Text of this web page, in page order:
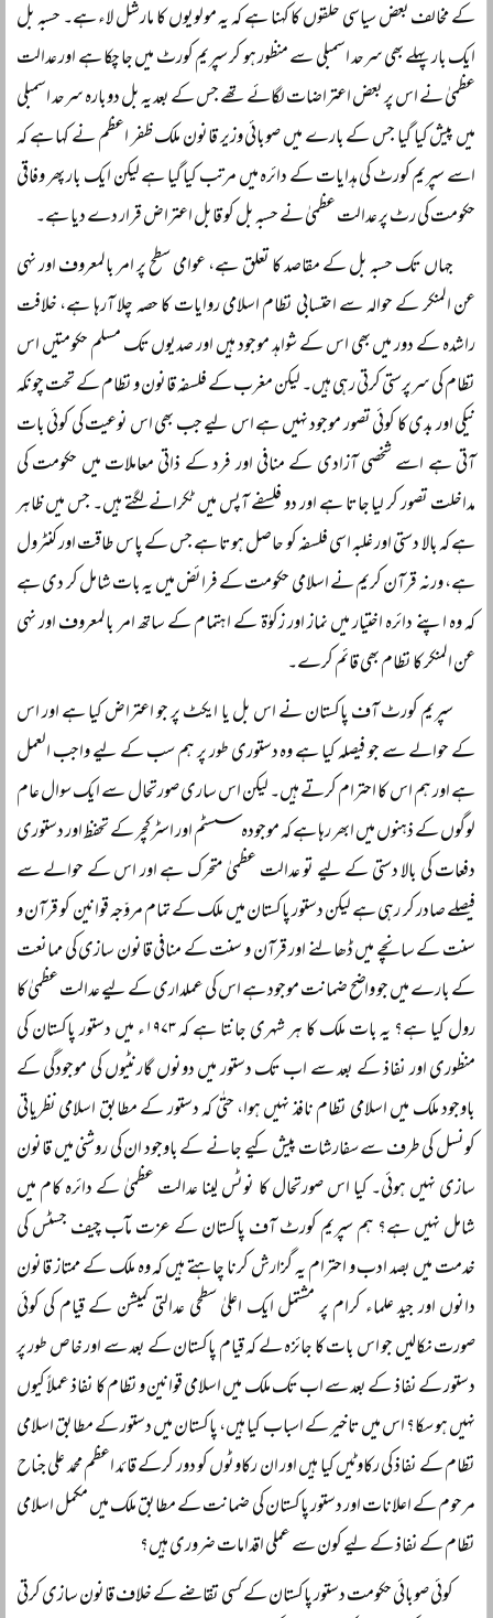
کے مخالف بعض سیاسی حلقوں کا کہنا ہے کہ یہ مولویوں کا مارشل لاء ہے۔ حسبہ بل
ایک بار پہلے بھی سرحد اسمبلی سے منظور ہو کر سپریم کورٹ میں جا چکا ہے اور عدالت
عظمیٰ نے اس پر بعض اعتراضات لگائے تھے جس کے بعد یہ بل دوبارہ سرحد اسمبلی
میں پیش کیا گیا جس کے بارے میں صوبائی وزیر قانون ملک ظفر اعظم نے کہا ہے کہ
اسے سپریم کورٹ کی ہدایات کے دائرہ میں مرتب کیا گیا ہے لیکن ایک بار پھر وفاقی
حکومت کی رٹ پر عدالت عظمیٰ نے حسبہ بل کو قابل اعتراض قرار دے دیا ہے۔
جہاں تک حسبہ بل کے مقاصد کا تعلق ہے، عوامی سطح پر امر بالمعروف اور نہی
عن المنکر کے حوالہ سے احتسابی نظام اسلامی روایات کا حصہ چلا آرہا ہے، خلافت
راشدہ کے دور میں بھی اس کے شواہد موجود ہیں اور صدیوں تک مسلم حکومتیں اس
نظام کی سرپرستی کرتی رہی ہیں۔ لیکن مغرب کے فلسفہ قانون و نظام کے تحت چونکہ
نیکی اور بدی کا کوئی تصور موجود نہیں ہے اس لیے جب بھی اس نوعیت کی کوئی بات
آتی ہے اسے شخصی آزادی کے منافی اور فرد کے ذاتی معاملات میں حکومت کی
مداخلت تصور کر لیا جاتا ہے اور دو فلسفے آپس میں ٹکرانے لگتے ہیں۔ جس میں ظاہر
ہے کہ بالا دستی اور غلبہ اسی فلسفہ کو حاصل ہوتا ہے جس کے پاس طاقت اور کنٹرول
ہے، ورنہ قرآن کریم نے اسلامی حکومت کے فرائض میں یہ بات شامل کر دی ہے
کہ وہ اپنے دائرہ اختیار میں نماز اور زکوٰۃ کے اہتمام کے ساتھ امر بالمعروف اور نہی
عن المنکر کا نظام بھی قائم کرے۔
سپریم کورٹ آف پاکستان نے اس بل یا ایکٹ پر جو اعتراض کیا ہے اور اس
کے حوالے سے جو فیصلہ کیا ہے وہ دستوری طور پر ہم سب کے لیے واجب العمل
ہے اور ہم اس کا احترام کرتے ہیں۔ لیکن اس ساری صورتحال سے ایک سوال عام
لوگوں کے ذہنوں میں ابھر رہا ہے کہ موجودہ سسٹم اور اسٹرکچر کے تحفظ اور دستوری
دفعات کی بالا دستی کے لیے تو عدالت عظمیٰ متحرک ہے اور اس کے حوالے سے
فیصلے صادر کر رہی ہے لیکن دستور پاکستان میں ملک کے تمام مروّجہ قوانین کو قرآن و
سنت کے سانچے میں ڈھالنے اور قرآن و سنت کے منافی قانون سازی کی ممانعت
کے بارے میں جو واضح ضمانت موجود ہے اس کی عملداری کے لیے عدالت عظمیٰ کا
رول کیا ہے؟ یہ بات ملک کا ہر شہری جانتا ہے کہ ۱۹۷۳ء میں دستور پاکستان کی
منظوری اور نفاذ کے بعد سے اب تک دستور میں دونوں گارنٹیوں کی موجودگی کے
باوجود ملک میں اسلامی نظام نافذ نہیں ہوا، حتٰی کہ دستور کے مطابق اسلامی نظریاتی
کونسل کی طرف سے سفارشات پیش کیے جانے کے باوجود ان کی روشنی میں قانون
سازی نہیں ہوئی۔ کیا اس صورتحال کا نوٹس لینا عدالت عظمیٰ کے دائرہ کام میں
شامل نہیں ہے؟ ہم سپریم کورٹ آف پاکستان کے عزت مآب چیف جسٹس کی
خدمت میں بصد ادب و احترام یہ گزارش کرنا چاہتے ہیں کہ وہ ملک کے ممتاز قانون
دانوں اور جید علماء کرام پر مشتمل ایک اعلیٰ سطحی عدالتی کمیشن کے قیام کی کوئی
صورت نکالیں جو اس بات کا جائزہ لے کہ قیام پاکستان کے بعد سے اور خاص طور پر
دستور کے نفاذ کے بعد سے اب تک ملک میں اسلامی قوانین و نظام کا نفاذ عملاً کیوں
نہیں ہو سکا؟ اس میں تاخیر کے اسباب کیا ہیں، پاکستان میں دستور کے مطابق اسلامی
نظام کے نفاذ کی رکاوٹیں کیا ہیں اور ان رکاوٹوں کو دور کرکے قائد اعظم محمد علی جناح
مرحوم کے اعلانات اور دستور پاکستان کی ضمانت کے مطابق ملک میں مکمل اسلامی
نظام کے نفاذ کے لیے کون سے عملی اقدامات ضروری ہیں؟
کوئی صوبائی حکومت دستور پاکستان کے کسی تقاضے کے خلاف قانون سازی کرتی